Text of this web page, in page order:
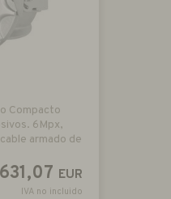
Compacto
6Mpx,
armado de
EUR
IVA no incluido